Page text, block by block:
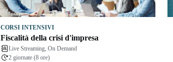
CORSI INTENSIVI
Fiscalità della crisi d'impresa
Live Streaming, On Demand
2 giornate (8 ore)